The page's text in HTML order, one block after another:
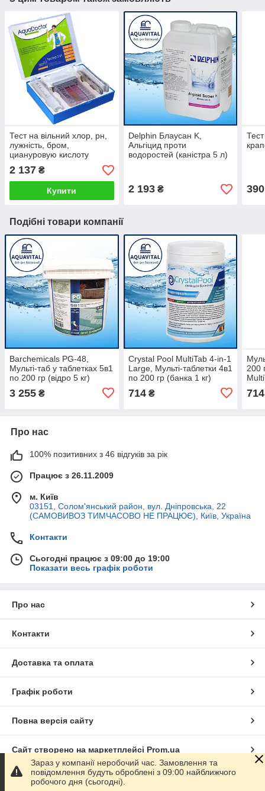
Тест на вільний хлор, рн,
лужність, бром,
циануровую кислоту
таблетковий, AquaDoctor 5
в 1
2 137 ₴
Купити
Delphin Блаусан K,
Альгіцид проти
водоростей (каністра 5 л)
2 193₴ 390
Подібні товари компанії
Barchemicals PG-48,
Мульті-таб у таблетках 5в1
по 200 гр (відро 5 кг)
3 255 ₴
Crystal Pool MultiTab 4-in-1
Large, Мульті-таблетки 4в1
по 200 гр (банка 1 кг)
714₴
200
714
Про нас
100% позитивних з 46 відгуків за рік
Працює з 26.11.2009
м. Київ
03151, Солом'янський район, вул. Дніпровська, 22
(САМОВИВОЗ ТИМЧАСОВО НЕ ПРАЦЮЄ), Київ, Україна
Контакти
Сьогодні працює з 09:00 до 19:00
Показати весь графік роботи
Про нас
Контакти
Доставка та оплата
Графік роботи
Повна версія сайту
Сайт створено на маркетплейсі Prom.ua
Політика конфіденційності
Зараз у компанії неробочий час. Замовлення та
повідомлення будуть оброблені з 09:00 найближчого
робочого дня (сьогодні).